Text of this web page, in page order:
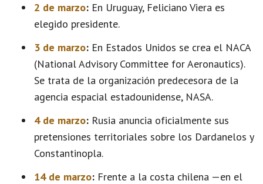
2 de marzo: En Uruguay, Feliciano Viera es
elegido presidente.
3 de marzo: En Estados Unidos se crea el NACA
(National Advisory Committee for Aeronautics).
Se trata de la organización predecesora de la
agencia espacial estadounidense, NASA.
4 de marzo: Rusia anuncia oficialmente sus
pretensiones territoriales sobre los Dardanelos y
Constantinopla.
14 de marzo: Frente a la costa chilena —en el